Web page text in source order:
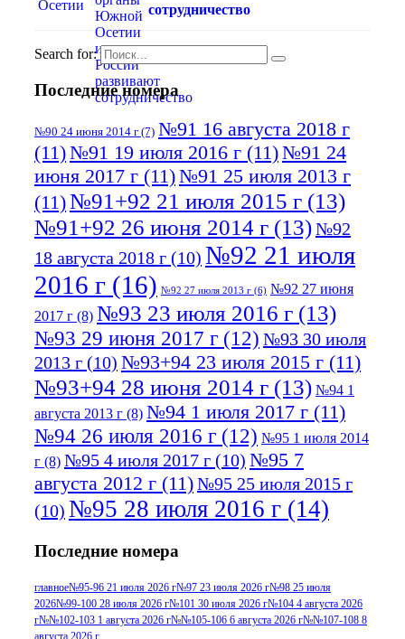
сотрудничество
Search for:
Последние номера
№90 24 июня 2014 г (7) №91 16 августа 2018 г
(11)№91 19 июля 2016 г (11)№91 24
июня 2017 г (11)№91 25 июля 2013 г
(11)№91+92 21 июля 2015 г (13)
№91+92 26 июня 2014 г (13)№92
18 августа 2018 г (10) №92 21 июля
2016 г (16) №92 27 июля 2013 г (6) №92 27 июня
2017 г (8) №93 23 июля 2016 г (13)
№93 29 июня 2017 г (12) №93 30 июля
2013 г (10) №93+94 23 июля 2015 г (11)
№93+94 28 июня 2014 г (13) №94 1
августа 2013 г (8) №94 1 июля 2017 г (11)
№94 26 июля 2016 г (12) №95 1 июля 2014
г (8) №95 4 июля 2017 г (10) №95 7
августа 2012 г (11)№95 25 июля 2015 г
(10) №95 28 июля 2016 г (14)
июля 2017 г(11)№96 9 августа 2012
г(13) №96 28 июля 2015 г(9) №96+97 3
июля 2014 г(10)№96+97 30 июля
Последние номера
главное№95-96 21 июля 2026 г№97 23 июля 2026 г№98 25 июля
2026№99-100 28 июля 2026 г№101 30 июля 2026 г№104 4 августа 2026
г№№102-103 1 августа 2026 г№№105-106 6 августа 2026 г№№107-108 8
августа 2026 г